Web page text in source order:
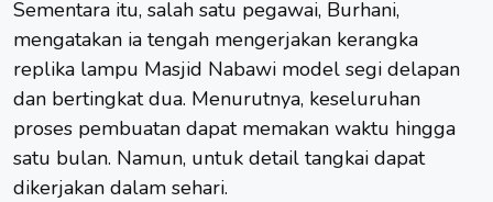
Sementara itu, salah satu pegawai, Burhani,
mengatakan ia tengah mengerjakan kerangka
replika lampu Masjid Nabawi model segi delapan
dan bertingkat dua. Menurutnya, keseluruhan
proses pembuatan dapat memakan waktu hingga
satu bulan. Namun, untuk detail tangkai dapat
dikerjakan dalam sehari.